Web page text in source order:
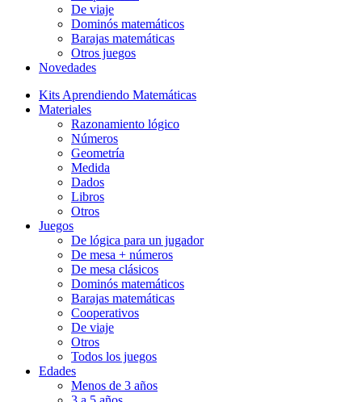
De viaje
Dominós matemáticos
Barajas matemáticas
Otros juegos
Novedades
Kits Aprendiendo Matemáticas
Materiales
Razonamiento lógico
Números
Geometría
Medida
Dados
Libros
Otros
Juegos
De lógica para un jugador
De mesa + números
De mesa clásicos
Dominós matemáticos
Barajas matemáticas
Cooperativos
De viaje
Otros
Todos los juegos
Edades
Menos de 3 años